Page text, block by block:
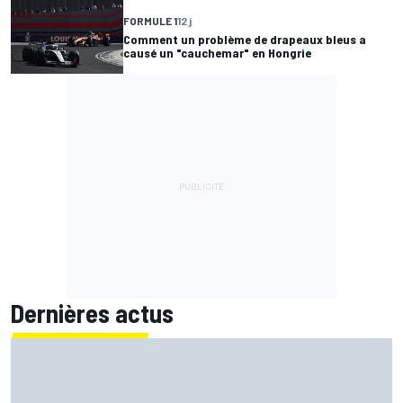
FORMULE 112 j
Comment un problème de drapeaux bleus a
causé un "cauchemar" en Hongrie
Dernières actus